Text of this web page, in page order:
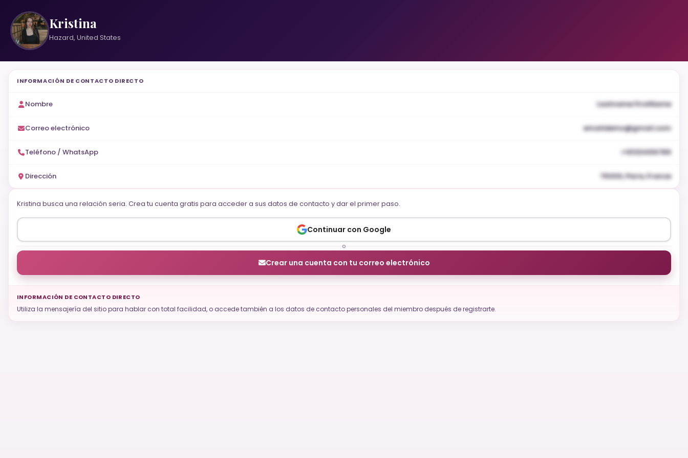
Kristina
Hazard, United States
INFORMACIÓN DE CONTACTO DIRECTO
Nombre Lastname FirstName
Correo electrónico emaildemo@gmail.com
Teléfono / WhatsApp +10123456789
Dirección 75000, Paris, France
Kristina busca una relación seria. Crea tu cuenta gratis para acceder a sus datos de contacto y dar el primer paso.
Continuar con Google
o
Crear una cuenta con tu correo electrónico
INFORMACIÓN DE CONTACTO DIRECTO
Utiliza la mensajería del sitio para hablar con total facilidad, o accede también a los datos de contacto personales del miembro después de registrarte.